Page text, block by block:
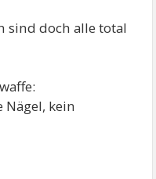
sind doch alle total
Nägel, kein